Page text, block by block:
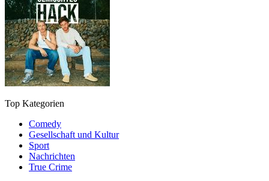
Top Kategorien
Comedy
Gesellschaft und Kultur
Sport
Nachrichten
True Crime